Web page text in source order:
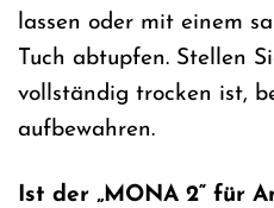
lassen oder mit einem
Tuch abtupfen. Stellen
vollständig trocken ist,
aufbewahren.
Ist der „MONA 2“ für